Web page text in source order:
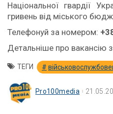
Національної гвардії
гривень від міського
Телефонуй за номером:
Детальніше про вакансію
ТЕГИ
Pro100media